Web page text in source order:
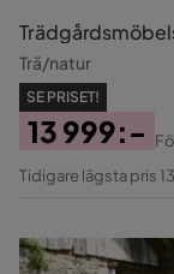
Trä/natur
SE PRISET!
Pris
13 999:-
Original
Tidigare lägsta pris